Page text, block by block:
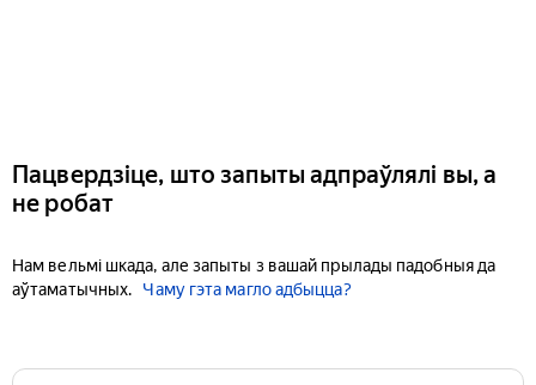
Пацвердзіце, што запыты адпраўлялі вы, а
не робат
Нам вельмі шкада, але запыты з вашай прылады падобныя да
аўтаматычных.
Чаму гэта магло адбыцца?